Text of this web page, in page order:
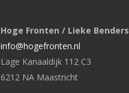
Hoge Fronten / Lieke Benders
info@hogefronten.nl
Lage Kanaaldijk 112 C3
6212 NA Maastricht